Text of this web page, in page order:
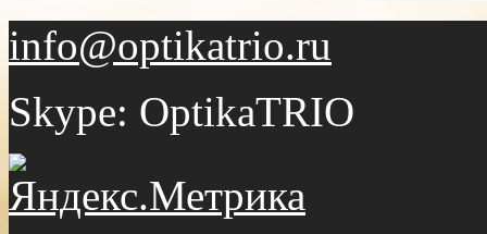
info@optikatrio.ru
Skype: OptikaTRIO